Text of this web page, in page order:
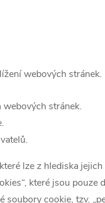
webových
stránek.
lze z hlediska
které jsou
soubory cookie, tzv.